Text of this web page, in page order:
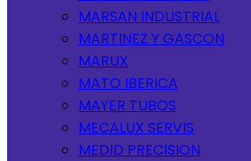
MARSAN INDUSTRIAL
MARTINEZ Y GASCON
MARUX
MATO IBERICA
MAYER TUBOS
MECALUX SERVIS
MEDID PRECISION